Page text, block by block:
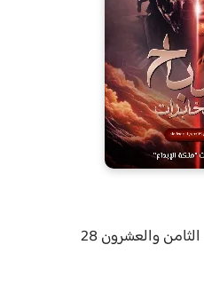
الثامن والعشرون 28